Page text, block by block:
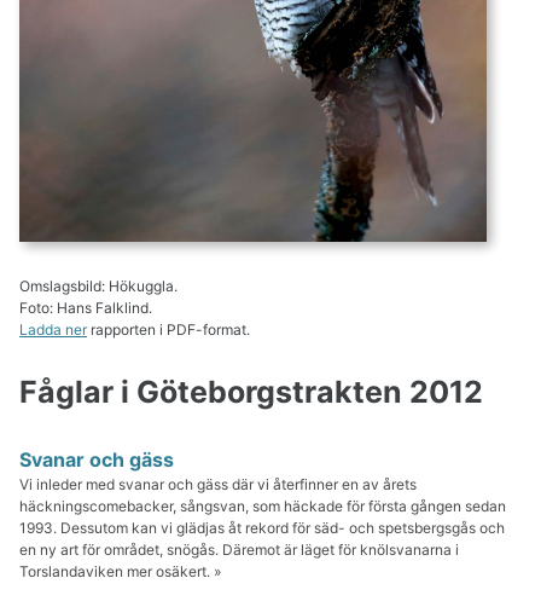
Omslagsbild: Hökuggla.
Foto: Hans Falklind.
Ladda nerrapporten i PDF-format.
Fåglar i Göteborgstrakten 2012
Svanar och gäss
Vi inleder med svanar och gäss där vi återfinner en av årets
häckningscomebacker, sångsvan, som häckade för första gången sedan
1993. Dessutom kan vi glädjas åt rekord för säd- och spetsbergsgås och
en ny art för området, snögås. Däremot är läget för knölsvanarna i
Torslandaviken mer osäkert. »